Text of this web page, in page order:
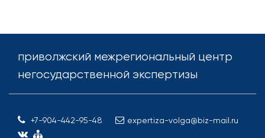
приволжский межрегиональный центр
негосударственной экспертизы
+7-904-442-95-48 expertiza-volga@biz-mail.ru